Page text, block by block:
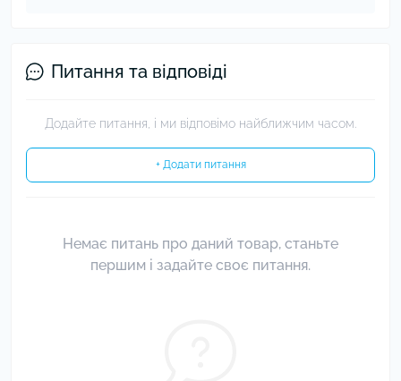
Питання та відповіді
Додайте питання, і ми відповімо найближчим часом.
+ Додати питання
Немає питань про даний товар, станьте
першим і задайте своє питання.